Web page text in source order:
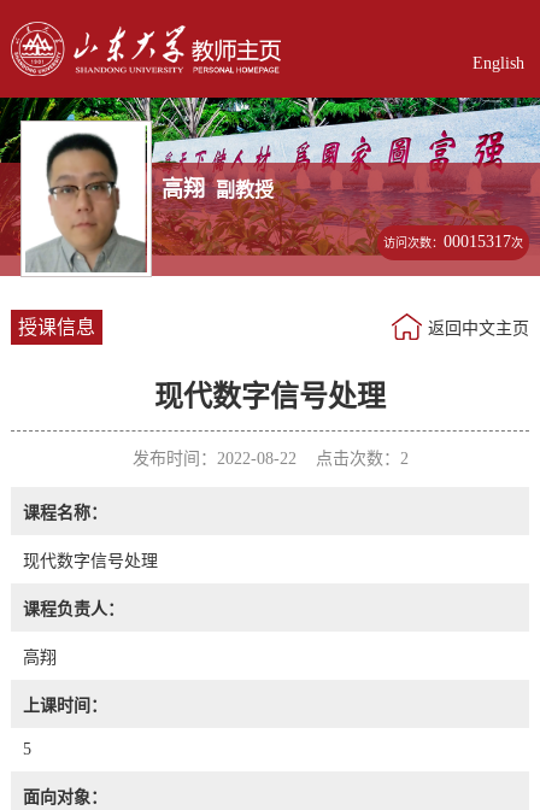
English
高翔 副教授
访问次数：00015317次
授课信息 返回中文主页
现代数字信号处理
发布时间：2022-08-22 点击次数： 2
课程名称：
现代数字信号处理
课程负责人：
高翔
上课时间：
5
面向对象：